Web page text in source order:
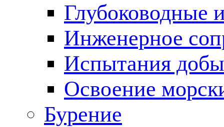
Глубоководные
Инженерное
Испытания
Освоение
Бурение